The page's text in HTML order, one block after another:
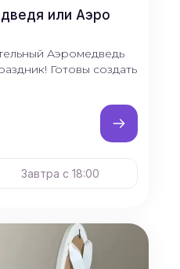
или Аэро
Аэромедведь
Готовы создать
Завтра с 18:00